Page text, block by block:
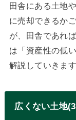
田舎にある土地
に売却できるか
が、田舎であれ
は「資産性の低
解説していきます
広くない土地